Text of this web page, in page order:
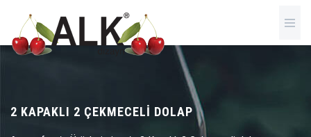
2 KAPAKLI 2 ÇEKMECELI DOLAP